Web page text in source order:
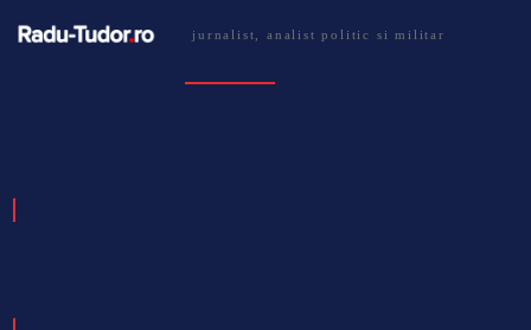
jurnalist, analist politic si militar